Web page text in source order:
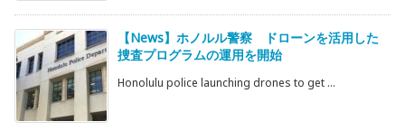
【News】ホノルル警察 ドローンを活用した
捜査プログラムの運用を開始
Honolulu police launching drones to get ...